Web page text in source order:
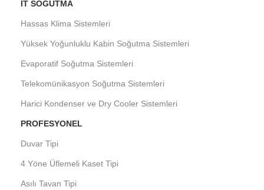
IT SOĞUTMA
Hassas Klima Sistemleri
Yüksek Yoğunluklu Kabin Soğutma Sistemleri
Evaporatif Soğutma Sistemleri
Telekomünikasyon Soğutma Sistemleri
Harici Kondenser ve Dry Cooler Sistemleri
PROFESYONEL
Duvar Tipi
4 Yöne Üflemeli Kaset Tipi
Asılı Tavan Tipi